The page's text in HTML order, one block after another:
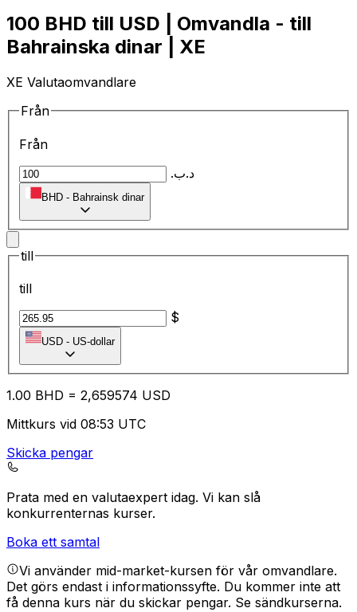
100 BHD till USD | Omvandla - till
Bahrainska dinar | XE
XE Valutaomvandlare
Från
Från
.د.ب
BHD - Bahrainsk dinar
till
till
$
USD - US-dollar
1.00 BHD = 2,659574 USD
Mittkurs vid 08:53 UTC
Skicka pengar
Prata med en valutaexpert idag. Vi kan slå
konkurrenternas kurser.
Boka ett samtal
Vi använder mid-market-kursen för vår omvandlare.
Det görs endast i informationssyfte. Du kommer inte att
få denna kurs när du skickar pengar. Se sändkurserna.